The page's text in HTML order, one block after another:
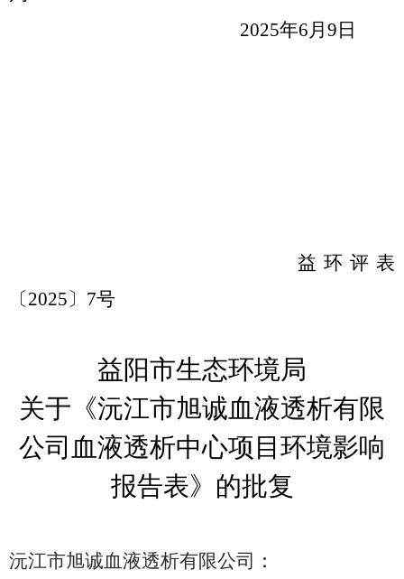
2025年6月 9 日
益环评表
〔2025〕 7号
益阳市生态环境局
关于《沅江市旭诚血液透析有限
公司血液透析中心项目环境影响
报告表》的批复
沅江市旭诚血液透析有限公司 ：